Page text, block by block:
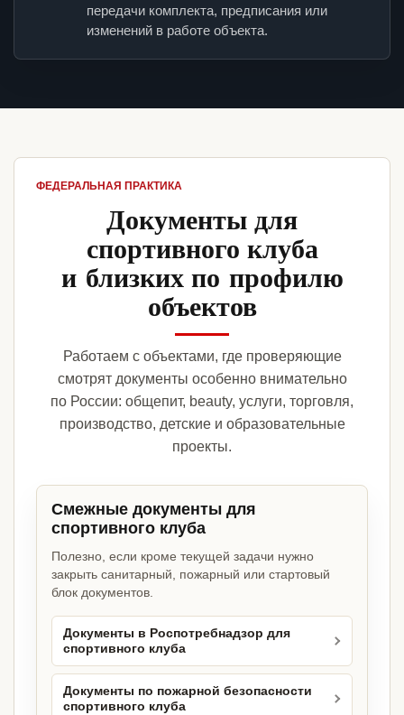
передачи комплекта, предписания или
изменений в работе объекта.
ФЕДЕРАЛЬНАЯ ПРАКТИКА
Документы для
спортивного клуба
и близких по профилю
объектов
Работаем с объектами, где проверяющие
смотрят документы особенно внимательно
по России: общепит, beauty, услуги, торговля,
производство, детские и образовательные
проекты.
Смежные документы для
спортивного клуба
Полезно, если кроме текущей задачи нужно
закрыть санитарный, пожарный или стартовый
блок документов.
Документы в Роспотребнадзор для
спортивного клуба
Документы по пожарной безопасности
спортивного клуба